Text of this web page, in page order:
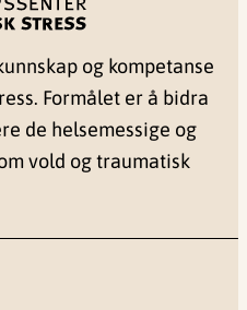
og kompetanse
Formålet er å bidra
de helsemessige og
vold og traumatisk